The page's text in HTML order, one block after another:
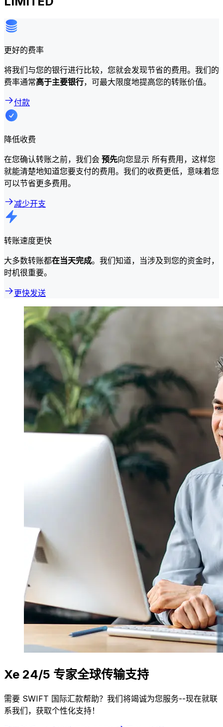
更好的费率
将我们与您的银行进行比较，您就会发现节省的费用。我们的
费率通常高于主要银行，可最大限度地提高您的转账价值。
付款
降低收费
在您确认转账之前，我们会 预先向您显示 所有费用，这样您
就能清楚地知道您要支付的费用。我们的收费更低，意味着您
可以节省更多费用。
减少开支
转账速度更快
大多数转账都在当天完成。我们知道，当涉及到您的资金时，
时机很重要。
更快发送
Xe 24/5 专家全球传输支持
需要 SWIFT 国际汇款帮助？我们将竭诚为您服务--现在就联
系我们，获取个性化支持！